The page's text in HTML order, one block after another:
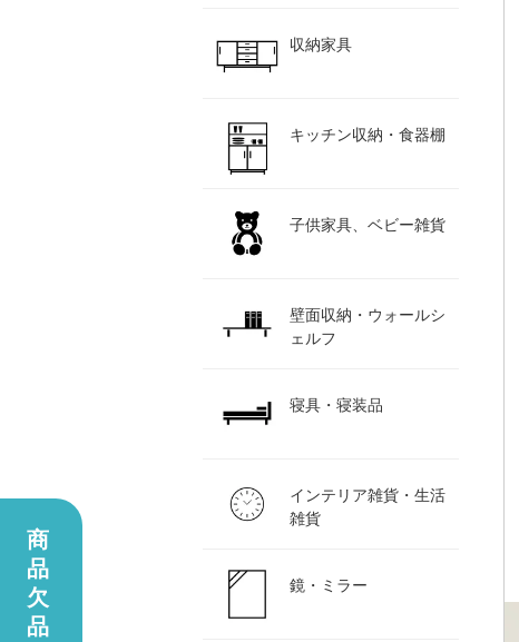
収納家具
キッチン収納・食器棚
子供家具、ベビー雑貨
壁面収納・ウォールシ
ェルフ
寝具・寝装品
インテリア雑貨・生活
雑貨
鏡・ミラー
商
品
欠
品